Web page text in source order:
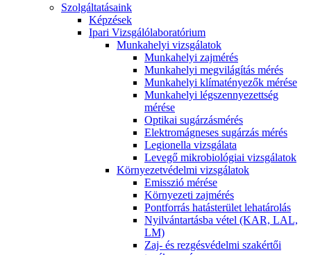
Szolgáltatásaink
Képzések
Ipari Vizsgálólaboratórium
Munkahelyi vizsgálatok
Munkahelyi zajmérés
Munkahelyi megvilágítás mérés
Munkahelyi klímatényezők mérése
Munkahelyi légszennyezettség
mérése
Optikai sugárzásmérés
Elektromágneses sugárzás mérés
Legionella vizsgálata
Levegő mikrobiológiai vizsgálatok
Környezetvédelmi vizsgálatok
Emisszió mérése
Környezeti zajmérés
Pontforrás hatásterület lehatárolás
Nyilvántartásba vétel (KAR, LAL,
LM)
Zaj- és rezgésvédelmi szakértői